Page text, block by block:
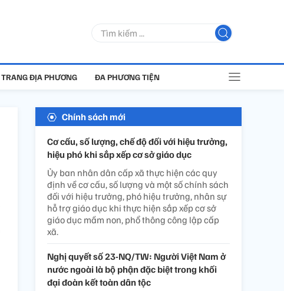
TRANG ĐỊA PHƯƠNG ĐA PHƯƠNG TIỆN
Chính sách mới
Cơ cấu, số lượng, chế độ đối với hiệu trưởng,
hiệu phó khi sắp xếp cơ sở giáo dục
Ủy ban nhân dân cấp xã thực hiện các quy
định về cơ cấu, số lượng và một số chính sách
đối với hiệu trưởng, phó hiệu trưởng, nhân sự
hỗ trợ giáo dục khi thực hiện sắp xếp cơ sở
giáo dục mầm non, phổ thông công lập cấp
xã.
Nghị quyết số 23-NQ/TW: Người Việt Nam ở
nước ngoài là bộ phận đặc biệt trong khối
đại đoàn kết toàn dân tộc